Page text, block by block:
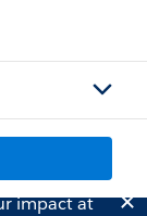
impact at